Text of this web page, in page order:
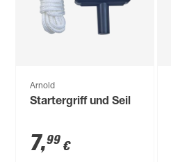
Arnold
Startergriff und Seil
7,99 €